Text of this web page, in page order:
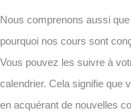
Nous comprenons aussi
pourquoi nos cours sont
Vous pouvez les suivre à
calendrier. Cela signifie que
en acquérant de nouvelles